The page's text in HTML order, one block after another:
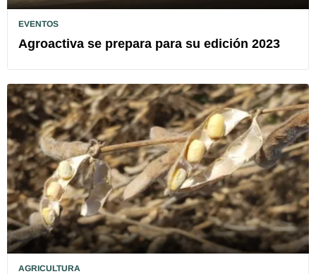
EVENTOS
Agroactiva se prepara para su edición 2023
AGRICULTURA